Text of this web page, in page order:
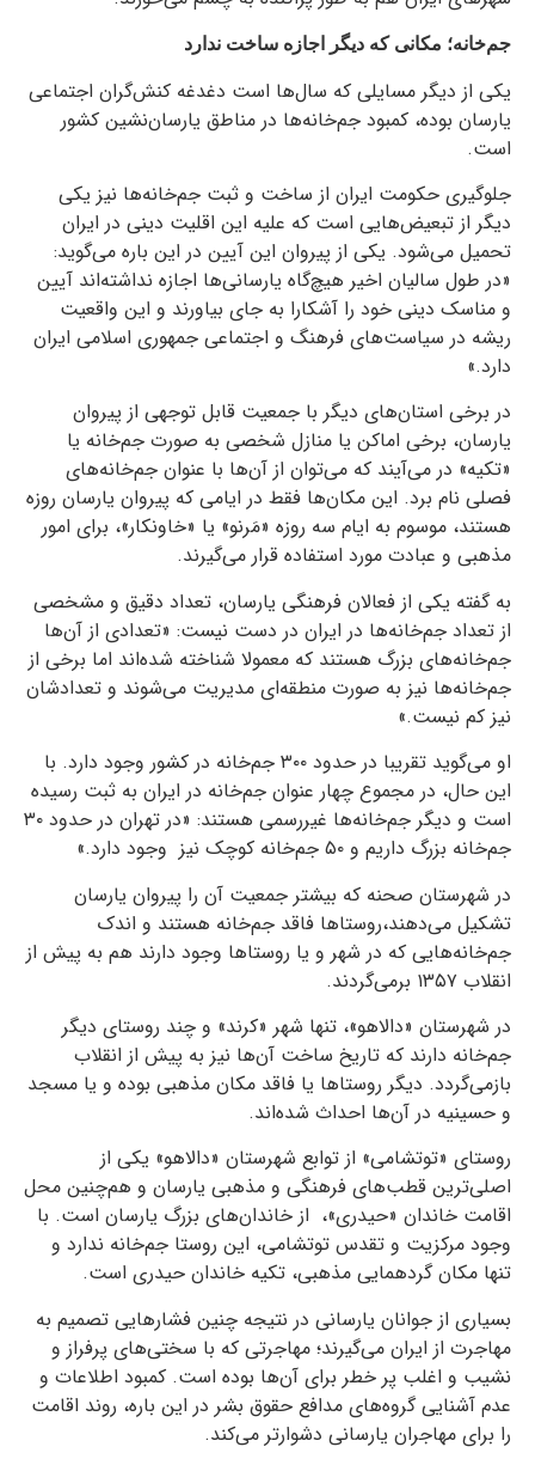
جم‌خانه؛ مکانی که دیگر اجازه ساخت ندارد
یکی از دیگر مسایلی که سال‌ها است دغدغه کنش‌گران اجتماعی
یارسان بوده، کمبود جم‌خانه‌ها در مناطق یارسان‌نشین کشور
است.
جلوگیری حکومت ایران از ساخت و ثبت جم‌خانه‌ها نیز یکی
دیگر از تبعیض‌هایی است که علیه این اقلیت دینی در ایران
تحمیل می‌شود. یکی از پیروان این آیین در این باره می‌گوید:
«در طول سالیان اخیر هیچ‌گاه یارسانی‌ها اجازه نداشته‌اند آیین
و مناسک دینی خود را آشکارا به جای بیاورند و این واقعیت
ریشه در سیاست‌های فرهنگ و اجتماعی جمهوری اسلامی ایران
دارد.»
در برخی استان‌های دیگر با جمعیت قابل توجهی از پیروان
یارسان، برخی اماکن یا منازل شخصی به صورت جم‌خانه یا
«تکیه» در می‌آیند که می‌توان از آن‌ها با عنوان جم‌خانه‌های
فصلی نام برد. این مکان‌ها فقط در ایامی که پیروان یارسان روزه
هستند، موسوم به ایام سه روزه «مَرنو» یا «خاونکار»، برای امور
مذهبی و عبادت مورد استفاده قرار می‌گیرند.
به گفته یکی از فعالان فرهنگی یارسان، تعداد دقیق و مشخصی
از تعداد جم‌خانه‌ها در ایران در دست نیست: «تعدادی از آن‌ها
جم‌خانه‌های بزرگ هستند که معمولا شناخته شده‌اند اما برخی از
جم‌خانه‌ها نیز به صورت منطقه‌ای مدیریت می‌شوند و تعدادشان
نیز کم نیست.»
او می‌گوید تقریبا در حدود ۳۰۰ جم‌خانه در کشور وجود دارد. با
این حال، در مجموع چهار عنوان جم‌خانه در ایران به ثبت رسیده
است و دیگر جم‌خانه‌ها غیررسمی هستند: «در تهران در حدود ۳۰
جم‌خانه بزرگ داریم و ۵۰ جم‌خانه کوچک نیز وجود دارد.»
در شهرستان صحنه که بیشتر جمعیت آن را پیروان یارسان
تشکیل می‌دهند،روستاها فاقد جم‌خانه هستند و اندک
جم‌خانه‌هایی که در شهر و یا روستاها وجود دارند هم به پیش از
انقلاب ۱۳۵۷ برمی‌گردند
.
در شهرستان «دالاهو»، تنها شهر «کرند» و چند روستای دیگر
جم‌خانه دارند که تاریخ ساخت آن‌ها نیز به پیش از انقلاب
بازمی‌گردد. دیگر روستاها یا فاقد مکان مذهبی بوده و یا مسجد
و حسینیه در آن‌ها احداث شده‌اند.
روستای «توتشامی» از توابع شهرستان «دالاهو» یکی از
اصلی‌ترین قطب‌های فرهنگی و مذهبی یارسان و هم‌چنین محل
اقامت خاندان «حیدری»، از خاندان‌های بزرگ یارسان است. با
وجود مرکزیت و تقدس توتشامی، این روستا جم‌خانه ندارد و
تنها مکان گردهمایی مذهبی، تکیه خاندان حیدری است.
بسیاری از جوانان یارسانی در نتیجه چنین فشارهایی تصمیم به
مهاجرت از ایران می‌گیرند؛ مهاجرتی که با سختی‌های پرفراز و
نشیب و اغلب پر خطر برای آن‌ها بوده است. کمبود اطلاعات و
عدم آشنایی گروه‌های مدافع حقوق بشر در این باره، روند اقامت
را برای مهاجران یارسانی دشوارتر می‌کند.